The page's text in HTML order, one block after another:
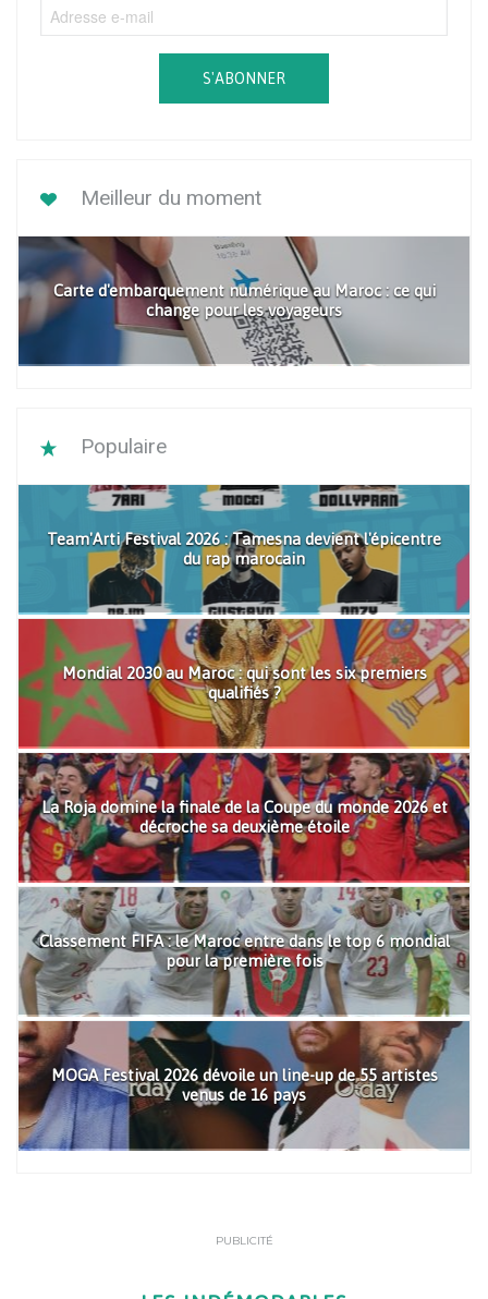
S'ABONNER
Meilleur du moment
Carte d'embarquement numérique au Maroc : ce qui
change pour les voyageurs
Populaire
Team'Arti Festival 2026 : Tamesna devient l'épicentre
du rap marocain
Mondial 2030 au Maroc : qui sont les six premiers
qualifiés ?
La Roja domine la finale de la Coupe du monde 2026 et
décroche sa deuxième étoile
Classement FIFA : le Maroc entre dans le top 6 mondial
pour la première fois
MOGA Festival 2026 dévoile un line-up de 55 artistes
venus de 16 pays
PUBLICITÉ